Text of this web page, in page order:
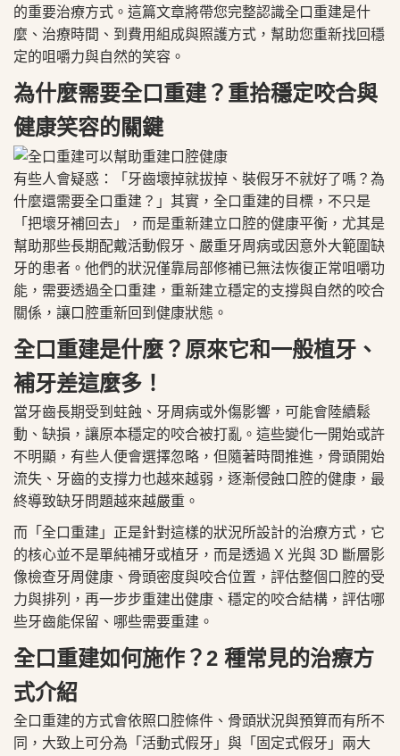
的重要治療方式。這篇文章將帶您完整認識全口重建是什
麼、治療時間、到費用組成與照護方式，幫助您重新找回穩
定的咀嚼力與自然的笑容。
為什麼需要全口重建？重拾穩定咬合與
健康笑容的關鍵
有些人會疑惑：「牙齒壞掉就拔掉、裝假牙不就好了嗎？為
什麼還需要全口重建？」其實，全口重建的目標，不只是
「把壞牙補回去」，而是重新建立口腔的健康平衡，尤其是
幫助那些長期配戴活動假牙、嚴重牙周病或因意外大範圍缺
牙的患者。他們的狀況僅靠局部修補已無法恢復正常咀嚼功
能，需要透過全口重建，重新建立穩定的支撐與自然的咬合
關係，讓口腔重新回到健康狀態。
全口重建是什麼？原來它和一般植牙、
補牙差這麼多！
當牙齒長期受到蛀蝕、牙周病或外傷影響，可能會陸續鬆
動、缺損，讓原本穩定的咬合被打亂。這些變化一開始或許
不明顯，有些人便會選擇忽略，但隨著時間推進，骨頭開始
流失、牙齒的支撐力也越來越弱，逐漸侵蝕口腔的健康，最
終導致缺牙問題越來越嚴重。
而「全口重建」正是針對這樣的狀況所設計的治療方式，它
的核心並不是單純補牙或植牙，而是透過 X 光與 3D 斷層影
像檢查牙周健康、骨頭密度與咬合位置，評估整個口腔的受
力與排列，再一步步重建出健康、穩定的咬合結構，評估哪
些牙齒能保留、哪些需要重建。
全口重建如何施作？2 種常見的治療方
式介紹
全口重建的方式會依照口腔條件、骨頭狀況與預算而有所不
同，大致上可分為「活動式假牙」與「固定式假牙」兩大